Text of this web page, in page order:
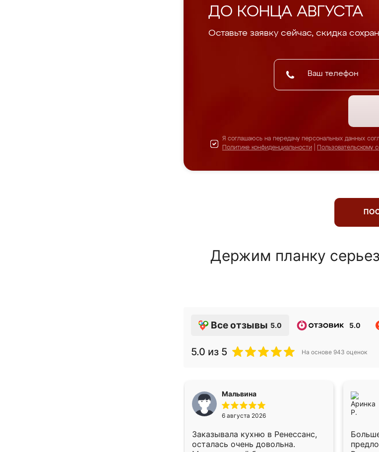
ДО КОНЦА АВГУСТА
Оставьте заявку сейчас, скидка
Я соглашаюсь на передачу персональных данных
Политике конфиденциальности
Пользовательскому
Держим планку
Все отзывы 5.0 5.0
5.0 из 5 На основе 943 оценок
Мальвина
6 августа 2026
Заказывала кухню в Ренессанс,
осталась очень довольна.